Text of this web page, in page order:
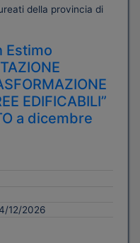
della provincia di
Estimo
EDIFICABILI”
a dicembre
12/2026